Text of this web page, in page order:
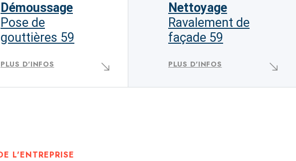
Démoussage
Pose de
gouttières 59
PLUS D'INFOS
Nettoyage
Ravalement de
façade 59
PLUS D'INFOS
L'ENTREPRISE